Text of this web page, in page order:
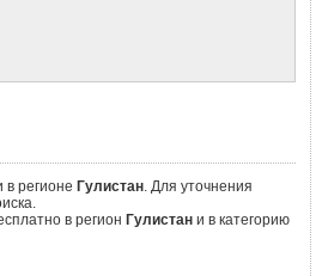
в регионе Гулистан. Для уточнения
в регион Гулистани в категорию